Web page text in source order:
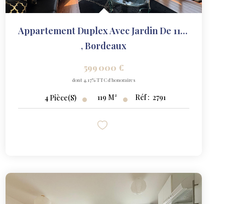
Appartement Duplex Avec Jardin De 119m²
,Bordeaux
599 000 €
dont 4,17% TTC d'honoraires
4 Pièce(s) 119 M² Réf : 2791